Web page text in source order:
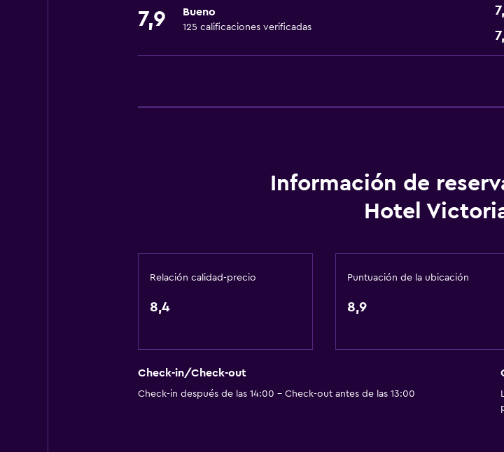
Wifi gratis
Aire acondicionado
7,9 Bueno
125 calificaciones verificadas
Información de
Hotel
Relación calidad-precio
8,4
Puntuación de la ubicación
8,9
Check-in/Check-out
Check-in después de las 14:00 - Check-out antes de las 13:00